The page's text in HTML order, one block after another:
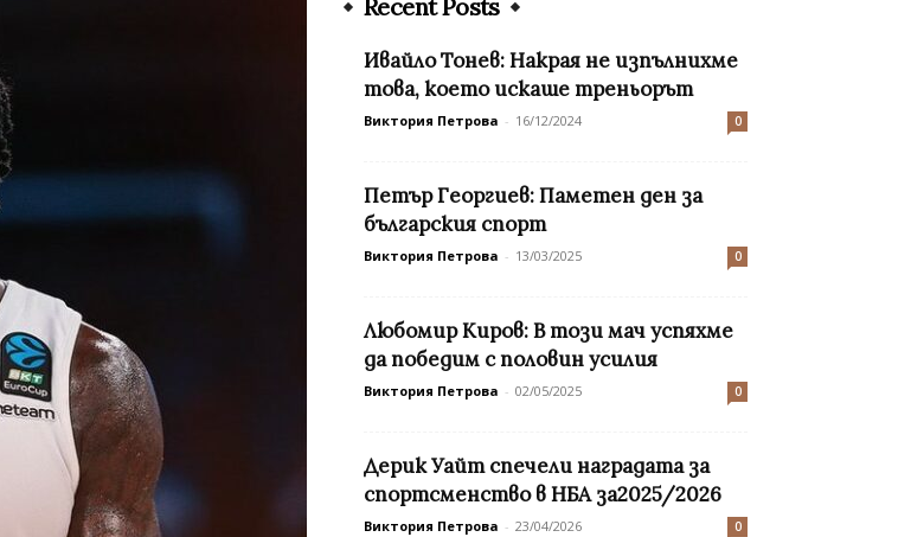
Recent Posts
Ивайло Тонев: Накрая не изпълнихме
това, което искаше треньорът
Виктория Петрова - 16/12/2024 0
Петър Георгиев: Паметен ден за
българския спорт
Виктория Петрова - 13/03/2025 0
Любомир Киров: В този мач успяхме
да победим с половин усилия
Виктория Петрова - 02/05/2025 0
Дерик Уайт спечели наградата за
спортсменство в НБА за2025/2026
Виктория Петрова - 23/04/2026 0